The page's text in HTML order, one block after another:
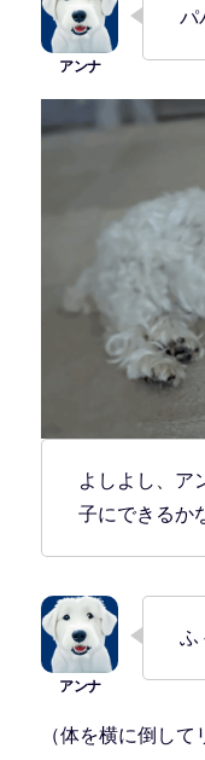
パ
よしよし、ア
子にできるか
ふ
（体を横に倒して